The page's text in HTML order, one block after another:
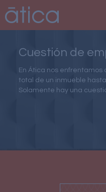
Cuestión de
En Ática nos
total de un inmueble
Solamente hay una